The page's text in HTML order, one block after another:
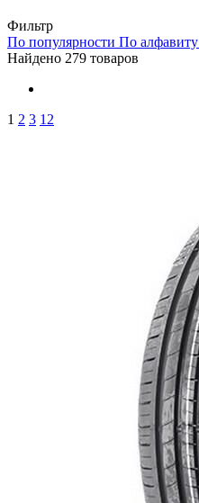
Фильтр
По популярности По алфавиту
Найдено 279 товаров
1 2 3 12